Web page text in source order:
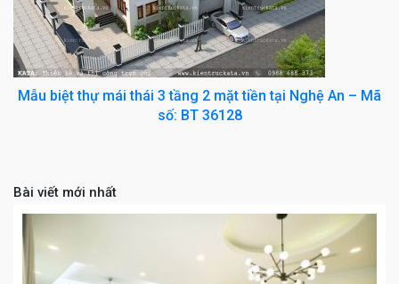
Mẫu biệt thự mái thái 3 tầng 2 mặt tiền tại Nghệ An – Mã
số: BT 36128
Bài viết mới nhất